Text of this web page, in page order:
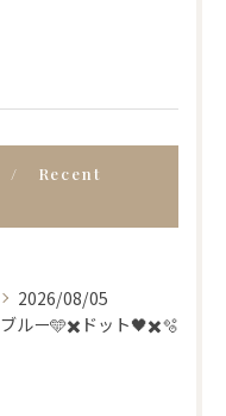
Recent
2026/08/05
ブルー🩵✖️ドット🖤✖️🫧